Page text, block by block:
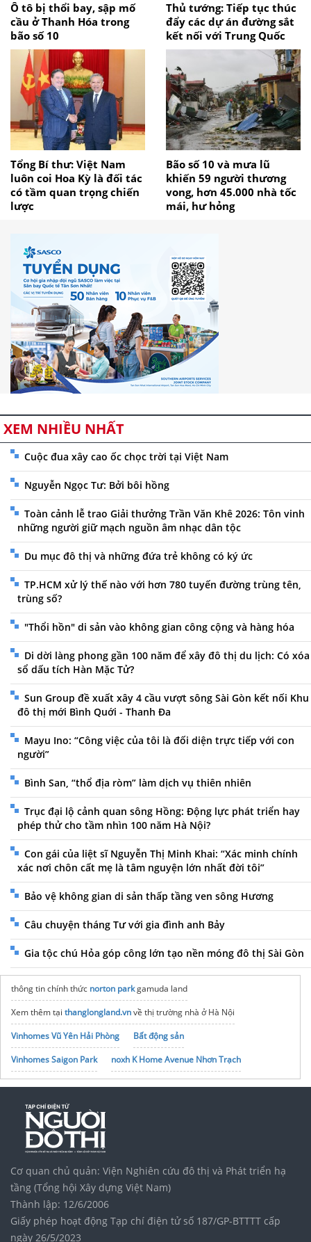
Ô tô bị thổi bay, sập mố
cầu ở Thanh Hóa trong
bão số 10
Thủ tướng: Tiếp tục thúc
đẩy các dự án đường sắt
kết nối với Trung Quốc
Tổng Bí thư: Việt Nam
luôn coi Hoa Kỳ là đối tác
có tầm quan trọng chiến
lược
Bão số 10 và mưa lũ
khiến 59 người thương
vong, hơn 45.000 nhà tốc
mái, hư hỏng
XEM NHIỀU NHẤT
Cuộc đua xây cao ốc chọc trời tại Việt Nam
Nguyễn Ngọc Tư: Bởi bôi hồng
Toàn cảnh lễ trao Giải thưởng Trần Văn Khê 2026: Tôn vinh
những người giữ mạch nguồn âm nhạc dân tộc
Du mục đô thị và những đứa trẻ không có ký ức
TP.HCM xử lý thế nào với hơn 780 tuyến đường trùng tên,
trùng số?
"Thổi hồn" di sản vào không gian công cộng và hàng hóa
Di dời làng phong gần 100 năm để xây đô thị du lịch: Có xóa
sổ dấu tích Hàn Mặc Tử?
Sun Group đề xuất xây 4 cầu vượt sông Sài Gòn kết nối Khu
đô thị mới Bình Quới - Thanh Đa
Mayu Ino: “Công việc của tôi là đối diện trực tiếp với con
người”
Bình San, “thổ địa ròm” làm dịch vụ thiên nhiên
Trục đại lộ cảnh quan sông Hồng: Động lực phát triển hay
phép thử cho tầm nhìn 100 năm Hà Nội?
Con gái của liệt sĩ Nguyễn Thị Minh Khai: “Xác minh chính
xác nơi chôn cất mẹ là tâm nguyện lớn nhất đời tôi”
Bảo vệ không gian di sản thấp tầng ven sông Hương
Câu chuyện tháng Tư với gia đình anh Bảy
Gia tộc chú Hỏa góp công lớn tạo nền móng đô thị Sài Gòn
thông tin chính thức norton parkgamuda land
Xem thêm tại thanglongland.vnvề thị trường nhà ở Hà Nội
Vinhomes Vũ Yên Hải Phòng
Bất động sản
Vinhomes Saigon Park
noxh K Home Avenue Nhơn Trạch
Tập đoàn Bcons Group
tổ chức khai trương công ty
Khách sạn 3 sao Quy Nhơn
Unlock hidden gems on a
XSMNnhanh nhất
Cơ quan chủ quản: Viện Nghiên cứu đô thị và Phát triển hạ
tầng (Tổng hội Xây dựng Việt Nam)
Thành lập: 12/6/2006
Giấy phép hoạt động Tạp chí điện tử số 187/GP-BTTTT cấp
ngày 26/5/2023